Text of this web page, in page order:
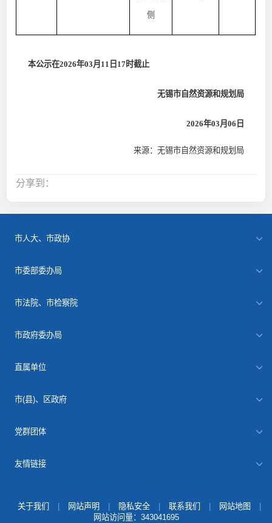
侧
本公示在2026年03月 11 日 17时截止
无锡市自然资源和规划局
2026年03月06日
来源：无锡市自然资源和规划局
分享到：
市人大、市政协
市委部委办局
市法院、市检察院
市政府委办局
直属单位
市(县)、区政府
党群团体
友情链接
关于我们 网站声明 隐私安全 联系我们 网站地图
网站访问量： 343041695